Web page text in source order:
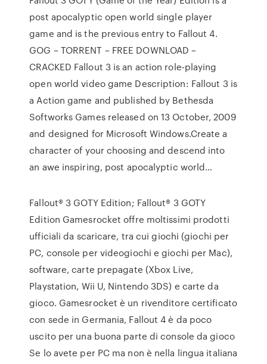
post apocalyptic open world single player
game and is the previous entry to Fallout 4.
GOG – TORRENT – FREE DOWNLOAD –
CRACKED Fallout 3 is an action role-playing
open world video game Description: Fallout 3 is
a Action game and published by Bethesda
Softworks Games released on 13 October, 2009
and designed for Microsoft Windows.Create a
character of your choosing and descend into
an awe inspiring, post apocalyptic world…
Fallout® 3 GOTY Edition; Fallout® 3 GOTY
Edition Gamesrocket offre moltissimi prodotti
ufficiali da scaricare, tra cui giochi (giochi per
PC, console per videogiochi e giochi per Mac),
software, carte prepagate (Xbox Live,
Playstation, Wii U, Nintendo 3DS) e carte da
gioco. Gamesrocket è un rivenditore certificato
con sede in Germania, Fallout 4 è da poco
uscito per una buona parte di console da gioco
Se lo avete per PC ma non è nella lingua italiana